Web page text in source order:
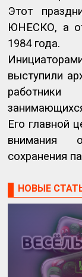
Этот
ЮНЕСКО, а
1984 года.
выступили
работники
Его главной
внимания
сохранения
НОВЫЕ